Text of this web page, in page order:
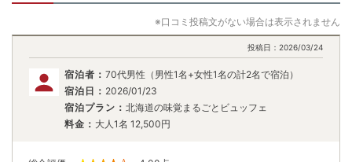
※口コミ投稿文がない場合は表示されません
投稿日： 2026/03/24
宿泊者： 70代男性（男性1名+女性1名の計2名で宿泊）
宿泊日： 2026/01/23
宿泊プラン： 北海道の味覚まるごとビュッフェ
料金： 大人1名 12,500円